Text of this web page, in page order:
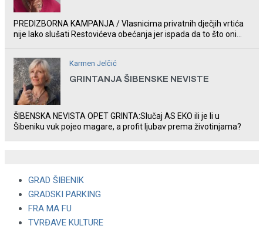
PREDIZBORNA KAMPANJA / Vlasnicima privatnih dječjih vrtića
nije lako slušati Restovićeva obećanja jer ispada da to što oni
Karmen Jelčić
GRINTANJA ŠIBENSKE NEVISTE
ŠIBENSKA NEVISTA OPET GRINTA:Slučaj AS EKO ili je li u
Šibeniku vuk pojeo magare, a profit ljubav prema životinjama?
GRAD ŠIBENIK
GRADSKI PARKING
FRA MA FU
TVRĐAVE KULTURE